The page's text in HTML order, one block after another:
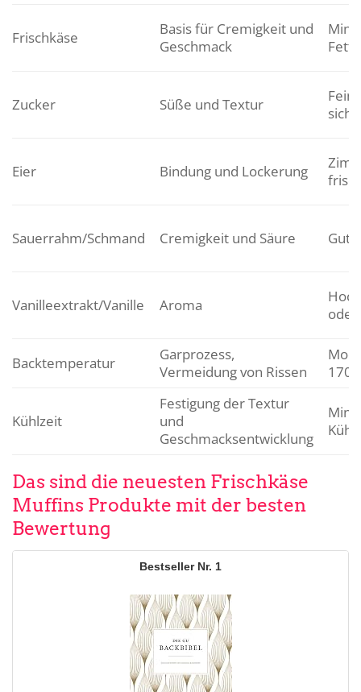
Frischkäse
Basis für Cremigkeit und
Geschmack
Zucker Süße und Textur
sich
Eier Bindung und Lockerung
Sauerrahm/Schmand Cremigkeit und Säure
Vanilleextrakt/Vanille Aroma
oder
Backtemperatur
Garprozess,
Vermeidung von Rissen
Kühlzeit
Festigung der Textur
und
Geschmacksentwicklung
Das sind die neuesten Frischkäse
Muffins Produkte mit der besten
Bewertung
1